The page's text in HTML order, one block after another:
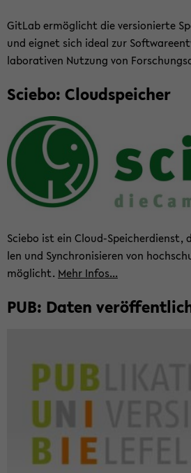
Git­Lab er­mög­licht die ver­sio­nier­te
und eig­net sich ideal zur
la­bo­ra­ti­ven Nut­zung von
Scie­bo: Cloud­spei­cher
Scie­bo ist ein Cloud-​Speicherdienst,
len und Syn­chro­ni­sie­ren von
mög­licht. Mehr Infos...
PUB: Daten